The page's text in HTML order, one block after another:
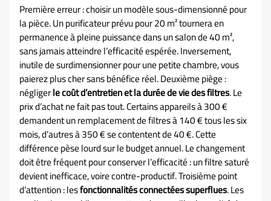
Première erreur : choisir un modèle sous-dimensionné pour
la pièce. Un purificateur prévu pour 20 m² tournera en
permanence à pleine puissance dans un salon de 40 m²,
sans jamais atteindre l’efficacité espérée. Inversement,
inutile de surdimensionner pour une petite chambre, vous
paierez plus cher sans bénéfice réel. Deuxième piège :
négligerle coût d’entretien et la durée de vie des filtres. Le
prix d’achat ne fait pas tout. Certains appareils à 300 €
demandent un remplacement de filtres à 140 € tous les six
mois, d’autres à 350 € se contentent de 40 €. Cette
différence pèse lourd sur le budget annuel. Le changement
doit être fréquent pour conserver l’efficacité : un filtre saturé
devient inefficace, voire contre-productif. Troisième point
d’attention : lesfonctionnalités connectées superflues. Les